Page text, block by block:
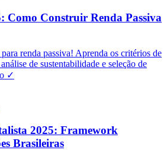
Como Construir Renda Passiva
renda passiva! Aprenda os critérios de
de sustentabilidade e seleção de
✓
2025: Framework
Brasileiras